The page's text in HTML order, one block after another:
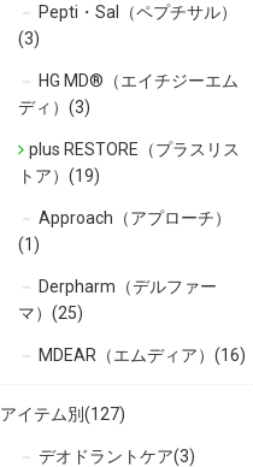
Pepti・Sal（ペプチサル）
(3)
HG MD®（エイチジーエム
ディ）(3)
plus RESTORE（プラスリス
トア）(19)
Approach（アプローチ）
(1)
Derpharm（デルファー
マ）(25)
MDEAR（エムディア）(16)
アイテム別(127)
デオドラントケア(3)